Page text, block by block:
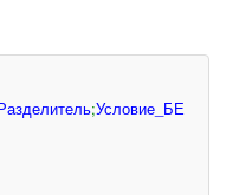
;Условие_БЕ